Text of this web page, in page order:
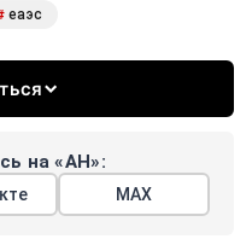
еаэс
на «АН»:
МАХ